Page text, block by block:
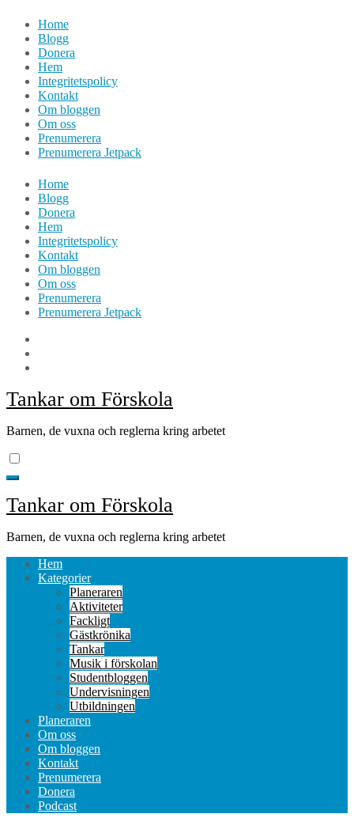
Hoppa
innehåll
Home
Blogg
Donera
Hem
Integritetspolicy
Kontakt
Om bloggen
Om oss
Prenumerera
Prenumerera Jetpack
Home
Blogg
Donera
Hem
Integritetspolicy
Kontakt
Om bloggen
Om oss
Prenumerera
Prenumerera Jetpack
Tankar om Förskola
Barnen, de vuxna och reglerna kring arbetet
Tankar om Förskola
Barnen, de vuxna och reglerna kring arbetet
Hem
Kategorier
Planeraren
Aktiviteter
Fackligt
Gästkrönika
Tankar
Musik i förskolan
Studentbloggen
Undervisningen
Utbildningen
Planeraren
Om oss
Om bloggen
Kontakt
Prenumerera
Donera
Podcast